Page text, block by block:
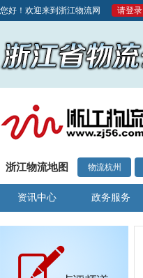
您好！欢迎来到浙江物流网 请登录
浙江物流地图 物流杭州
资讯中心 政务服务